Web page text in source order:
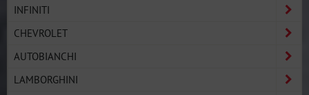
INFINITI
CHEVROLET
AUTOBIANCHI
LAMBORGHINI